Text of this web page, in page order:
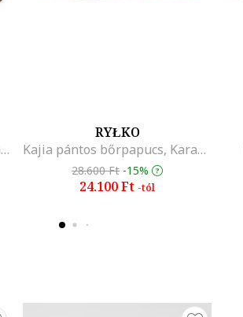
Bőrpapucs kivágásokkal, Aranyszín
RYŁKO
Kajia pántos bőrpapucs, Karamellbarna
28.600 Ft -15%
24.100 Ft -tól